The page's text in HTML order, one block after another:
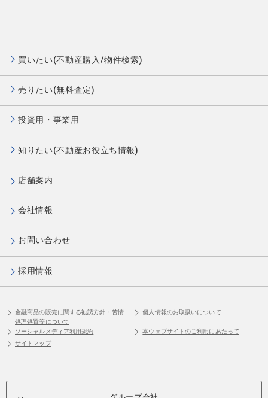
買いたい(不動産購入/物件検索)
売りたい(無料査定)
投資用・事業用
知りたい(不動産お役立ち情報)
店舗案内
会社情報
お問い合わせ
採用情報
金融商品の販売に関する勧誘方針・苦情
処理処置等について
個人情報のお取扱いについて
ソーシャルメディア利用規約
本ウェブサイトのご利用にあたって
サイトマップ